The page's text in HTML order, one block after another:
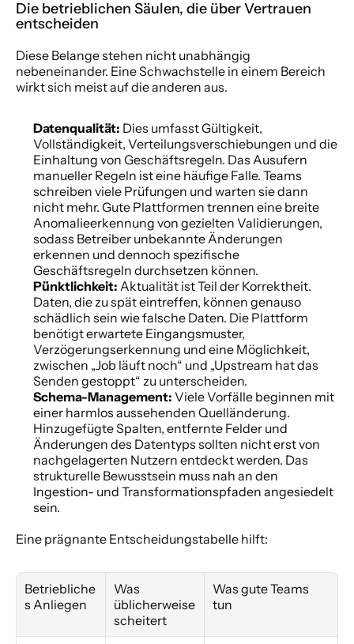
Die betrieblichen Säulen, die über Vertrauen
entscheiden
Diese Belange stehen nicht unabhängig
nebeneinander. Eine Schwachstelle in einem Bereich
wirkt sich meist auf die anderen aus.
Datenqualität: Dies umfasst Gültigkeit,
Vollständigkeit, Verteilungsverschiebungen und die
Einhaltung von Geschäftsregeln. Das Ausufern
manueller Regeln ist eine häufige Falle. Teams
schreiben viele Prüfungen und warten sie dann
nicht mehr. Gute Plattformen trennen eine breite
Anomalieerkennung von gezielten Validierungen,
sodass Betreiber unbekannte Änderungen
erkennen und dennoch spezifische
Geschäftsregeln durchsetzen können.
Pünktlichkeit: Aktualität ist Teil der Korrektheit.
Daten, die zu spät eintreffen, können genauso
schädlich sein wie falsche Daten. Die Plattform
benötigt erwartete Eingangsmuster,
Verzögerungserkennung und eine Möglichkeit,
zwischen „Job läuft noch“ und „Upstream hat das
Senden gestoppt“ zu unterscheiden.
Schema-Management: Viele Vorfälle beginnen mit
einer harmlos aussehenden Quelländerung.
Hinzugefügte Spalten, entfernte Felder und
Änderungen des Datentyps sollten nicht erst von
nachgelagerten Nutzern entdeckt werden. Das
strukturelle Bewusstsein muss nah an den
Ingestion- und Transformationspfaden angesiedelt
sein.
Eine prägnante Entscheidungstabelle hilft:
Betriebliche
s Anliegen
Was
üblicherweise
scheitert
Was gute Teams
tun